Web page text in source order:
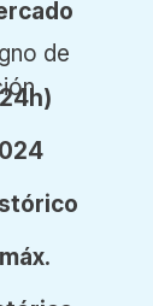
máx.